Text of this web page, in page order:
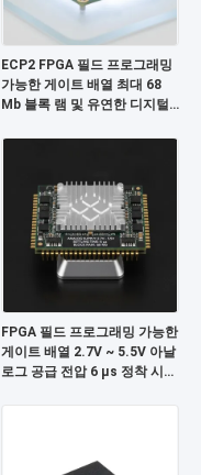
ECP2 FPGA 필드 프로그래밍
가능한 게이트 배열 최대 68
Mb 블록 램 및 유연한 디지털
FPGA 필드 프로그래밍 가능한
게이트 배열 2.7V ~ 5.5V 아날
로그 공급 전압 6 μs 정착 시간